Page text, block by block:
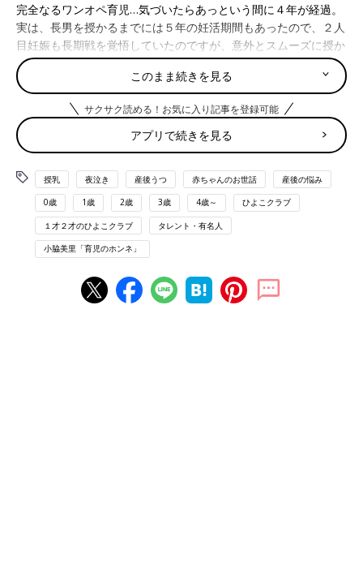
完全なるワンオペ育児…気づいたらあっという間に４年が経過。
実は、長男を授かるまでには５年の妊活期間もあったので、２人
目妊娠も長期戦を覚悟していたのですが、意外とスムーズに授か
ることができました。が、しかし…今回はつわりが本当にひど
い！ 妊娠判明後まるまる３カ月、„エンドレスリバース“が続
き…。とはいえ、長男のお世話や仕事で、寝ているわけにもいか
ず（泣）。その時期に唯一口にできたタピオカドリンクで、どう
にか生き延びました。
息子への妊娠報告は 「愛の告白」ばりにド緊張！
何よりも頭を悩ませたのは、長男に„妊娠“をどう伝えるか、と
いうこと。まる４年、まるで王様のように過ごしてきたわが息子
（笑）。「僕は弟とか妹はいらないなぁ〜。だっておもちゃ取ら
でも„お兄ちゃん“になることをプラスに感じてほしいと思い、報
告のタイミングをずっと探っていました。
このまま続きを見る
サクサク読める！お気に入り記事を登録可能
アプリで続きを見る
授乳 夜泣き 産後うつ 赤ちゃんのお世話 産後の悩み
0歳 1歳 2歳 3歳 4歳～ ひよこクラブ
１才２才のひよこクラブ タレント・有名人
小脇美里「育児のホンネ」